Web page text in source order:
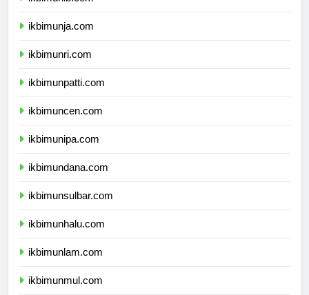
ikbimunja.com
ikbimunri.com
ikbimunpatti.com
ikbimuncen.com
ikbimunipa.com
ikbimundana.com
ikbimunsulbar.com
ikbimunhalu.com
ikbimunlam.com
ikbimunmul.com